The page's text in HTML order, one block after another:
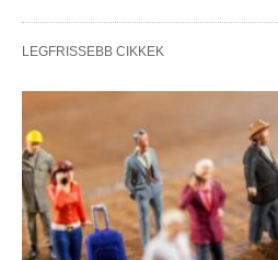
LEGFRISSEBB CIKKEK